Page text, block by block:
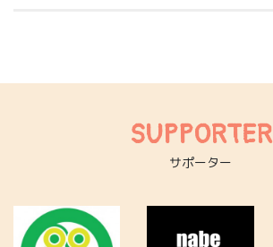
SUPPORTER
サポーター